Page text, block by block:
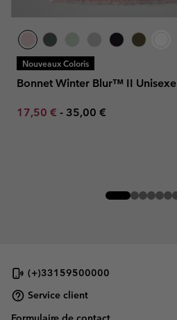
Nouveaux Coloris
Bonnet Winter Blur™ II Unisexe
Minimum sale price:
17,50 € - Maximum price:
35,00 €
(+)33159500000
Service client